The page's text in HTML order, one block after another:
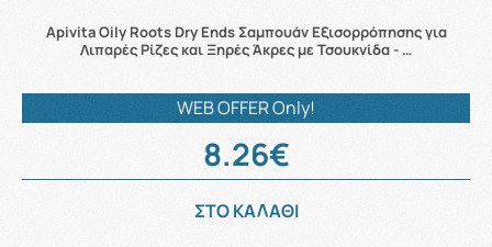
Apivita Oily Roots Dry Ends Σαμπουάν Εξισορρόπησης για
Λιπαρές Ρίζες και Ξηρές Άκρες με Τσουκνίδα - …
WEB OFFER Only!
8.26€
ΣΤΟ ΚΑΛΑΘΙ